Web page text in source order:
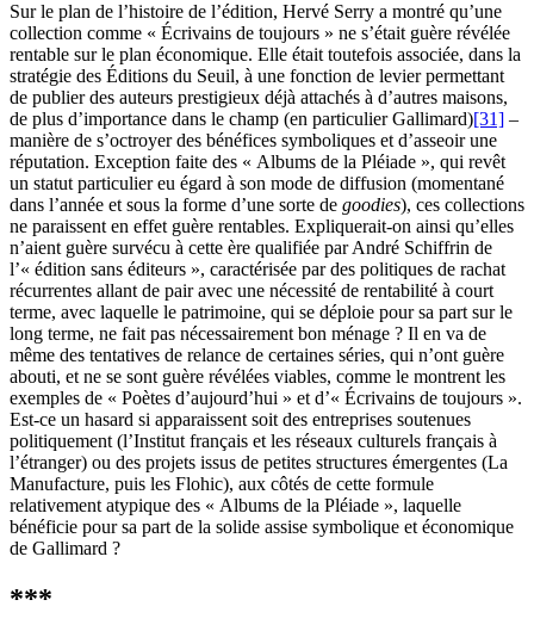
Sur le plan de l’histoire de l’édition, Hervé Serry a montré qu’une
collection comme « Écrivains de toujours » ne s’était guère révélée
rentable sur le plan économique. Elle était toutefois associée, dans la
stratégie des Éditions du Seuil, à une fonction de levier permettant
de publier des auteurs prestigieux déjà attachés à d’autres maisons,
de plus d’importance dans le champ (en particulier Gallimard)[31] –
manière de s’octroyer des bénéfices symboliques et d’asseoir une
réputation. Exception faite des « Albums de la Pléiade », qui revêt
un statut particulier eu égard à son mode de diffusion (momentané
dans l’année et sous la forme d’une sorte de goodies), ces collections
ne paraissent en effet guère rentables. Expliquerait-on ainsi qu’elles
n’aient guère survécu à cette ère qualifiée par André Schiffrin de
l’« édition sans éditeurs », caractérisée par des politiques de rachat
récurrentes allant de pair avec une nécessité de rentabilité à court
terme, avec laquelle le patrimoine, qui se déploie pour sa part sur le
long terme, ne fait pas nécessairement bon ménage ? Il en va de
même des tentatives de relance de certaines séries, qui n’ont guère
abouti, et ne se sont guère révélées viables, comme le montrent les
exemples de « Poètes d’aujourd’hui » et d’« Écrivains de toujours ».
Est-ce un hasard si apparaissent soit des entreprises soutenues
politiquement (l’Institut français et les réseaux culturels français à
l’étranger) ou des projets issus de petites structures émergentes (La
Manufacture, puis les Flohic), aux côtés de cette formule
relativement atypique des « Albums de la Pléiade », laquelle
bénéficie pour sa part de la solide assise symbolique et économique
de Gallimard ?
***